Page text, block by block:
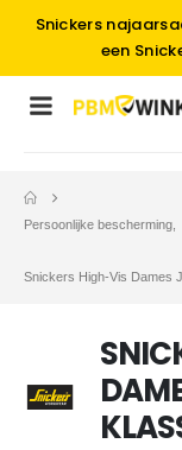
Snickers
een
Persoonlijke bescherming
Snickers High-Vis Dames